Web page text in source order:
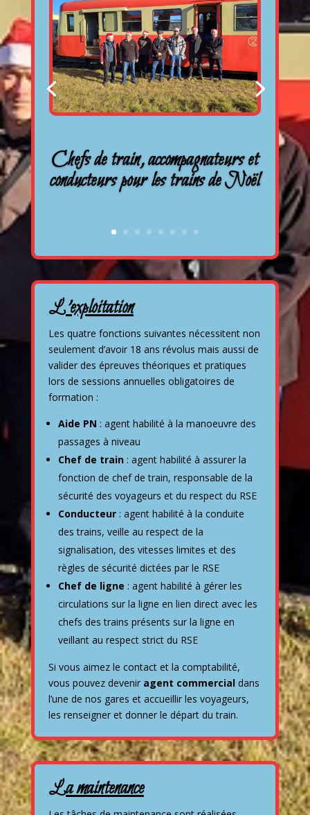
Chefs de train, accompagnateurs et
conducteurs pour les trains de Noël
L’exploitation
Les quatre fonctions suivantes nécessitent non
seulement d’avoir 18 ans révolus mais aussi de
valider des épreuves théoriques et pratiques
lors de sessions annuelles obligatoires de
formation :
Aide PN : agent habilité à la manoeuvre des
passages à niveau
Chef de train: agent habilité à assurer la
fonction de chef de train, responsable de la
sécurité des voyageurs et du respect du RSE
Conducteur: agent habilité à la conduite
des trains, veille au respect de la
signalisation, des vitesses limites et des
règles de sécurité dictées par le RSE
Chef de ligne : agent habilité à gérer les
circulations sur la ligne en lien direct avec les
chefs des trains présents sur la ligne en
veillant au respect strict du RSE
Si vous aimez le contact et la comptabilité,
vous pouvez devenir agent commercialdans
l’une de nos gares et accueillir les voyageurs,
les renseigner et donner le départ du train.
La maintenance